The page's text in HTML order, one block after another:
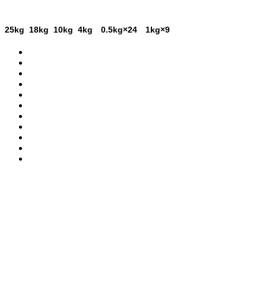
25kg 18kg 10kg 4kg 0.5kg×24 1kg×9